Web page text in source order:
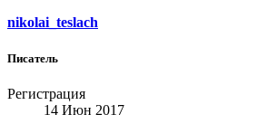
nikolai_teslach
Писатель
Регистрация
14 Июн 2017